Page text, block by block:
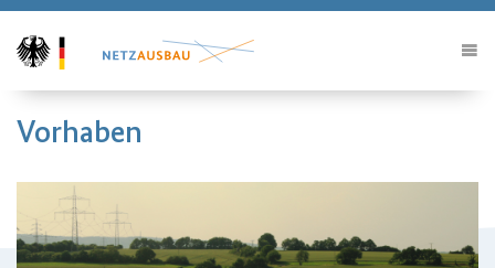
Vorhaben